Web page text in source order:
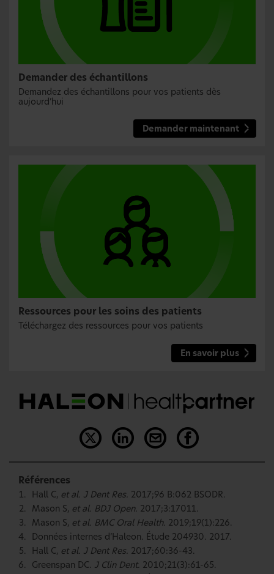
Demander des échantillons
Demandez des échantillons pour vos patients dès
aujourd’hui
Demander maintenant
Ressources pour les soins des patients
Téléchargez des ressources pour vos patients
En savoir plus
Références
Hall C, et al. J Dent Res.
2017;96 B:062 BSODR.
Mason S, et al. BDJ Open. 2017;3:17011.
Mason S, et al. BMC Oral Health. 2019;19(1):226.
Données internes d’Haleon. Étude 204930. 2017.
Hall C, et al. J Dent Res.
2017;60:36-43.
Greenspan DC. J Clin Dent.
2010;21(3):61-65.